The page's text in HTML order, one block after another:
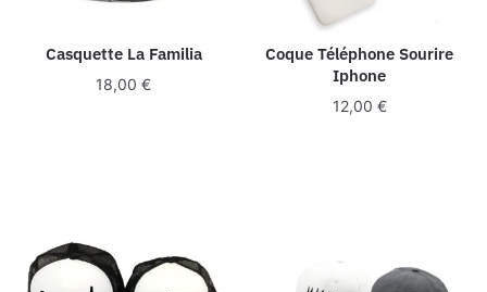
Casquette La Familia
18,00€
Coque Téléphone Sourire
Iphone
12,00 €